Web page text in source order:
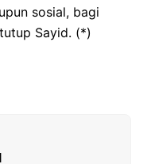
sosial, bagi
Sayid. (*)